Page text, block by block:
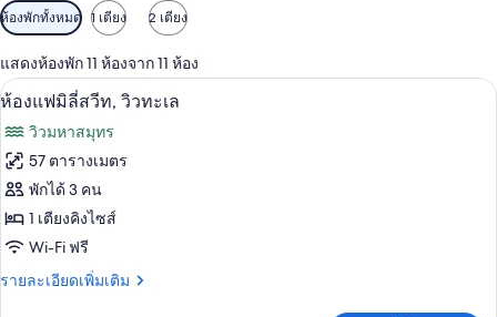
ตัว
กรอง
ที่
มี
ให้
สำหรับ
ห้อง
พัก
ห้องพักทั้งหมด 1 เตียง 2 เตียง
แสดงห้องพัก 11 ห้องจาก 11 ห้อง
เปิด
ภาพถ่าย
ทั้งหมด
ของ
ห้อง
แฟ
มิ
ห้องแฟมิลี่สวีท, วิวทะเล | เครื่องนอน
7
ห้องแฟมิลี่สวีท, วิวทะเล
วิวมหาสมุทร
57 ตารางเมตร
พักได้ 3 คน
1 เตียงคิงไซส์
Wi-Fi ฟรี
รายละเอียดเพิ่มเติม
ราย